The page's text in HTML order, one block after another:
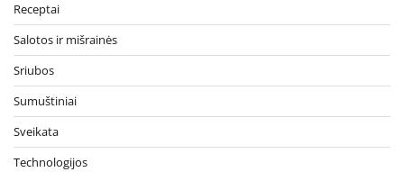
Receptai
Salotos ir mišrainės
Sriubos
Sumuštiniai
Sveikata
Technologijos